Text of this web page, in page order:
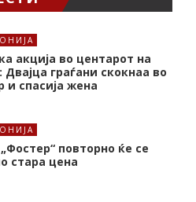
акција во центарот на
Двајца граѓани скокнаа во
и спасија жена
повторно ќе се
стара цена